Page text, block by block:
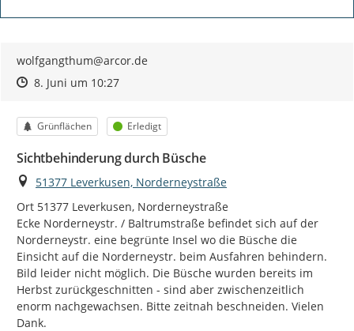
wolfgangthum@arcor.de
Zeitpunkt des Erstellens
Zeitpunkt des Erstellens
8. Juni um 10:27Zur Äußerung
Kategorie
Grünflächen Status
Erledigt
Sichtbehinderung durch Büsche
Ort
51377 Leverkusen, Norderneystraße
Ort 51377 Leverkusen, Norderneystraße
Ecke Norderneystr. / Baltrumstraße befindet sich auf der
Norderneystr. eine begrünte Insel wo die Büsche die
Einsicht auf die Norderneystr. beim Ausfahren behindern.
Bild leider nicht möglich. Die Büsche wurden bereits im
Herbst zurückgeschnitten - sind aber zwischenzeitlich
enorm nachgewachsen. Bitte zeitnah beschneiden. Vielen
Dank.